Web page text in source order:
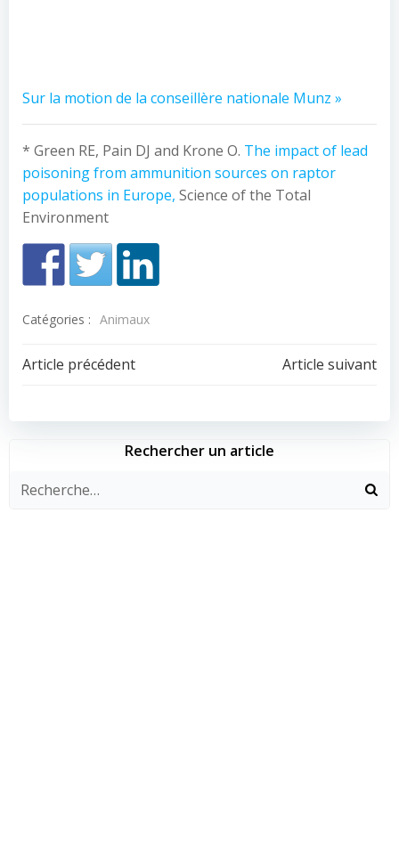
Sur la motion de la conseillère nationale Munz »
* Green RE, Pain DJ and Krone O. The impact of lead
poisoning from ammunition sources on raptor
populations in Europe, Science of the Total
Environment
Catégories : Animaux
Navigation
de
l’article
Article précédent
Navigation
de
l’article
Article suivant
Rechercher un article